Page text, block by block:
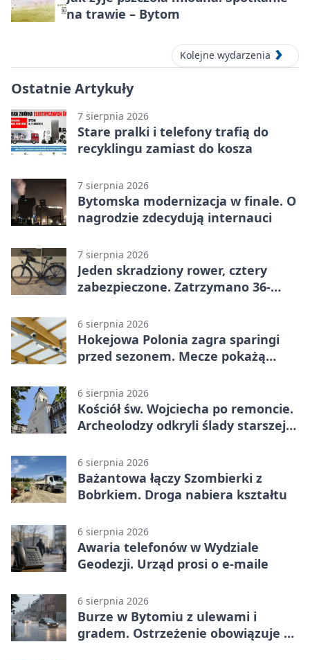
na trawie – Bytom
Kolejne wydarzenia
Ostatnie Artykuły
7 sierpnia 2026
Stare pralki i telefony trafią do
recyklingu zamiast do kosza
7 sierpnia 2026
Bytomska modernizacja w finale. O
nagrodzie zdecydują internauci
7 sierpnia 2026
Jeden skradziony rower, cztery
zabezpieczone. Zatrzymano 36-
6 sierpnia 2026
Hokejowa Polonia zagra sparingi
przed sezonem. Mecze pokażą
6 sierpnia 2026
Kościół św. Wojciecha po remoncie.
Archeolodzy odkryli ślady starszej
6 sierpnia 2026
Bażantowa łączy Szombierki z
Bobrkiem. Droga nabiera kształtu
6 sierpnia 2026
Awaria telefonów w Wydziale
Geodezji. Urząd prosi o e-maile
6 sierpnia 2026
Burze w Bytomiu z ulewami i
gradem. Ostrzeżenie obowiązuje do